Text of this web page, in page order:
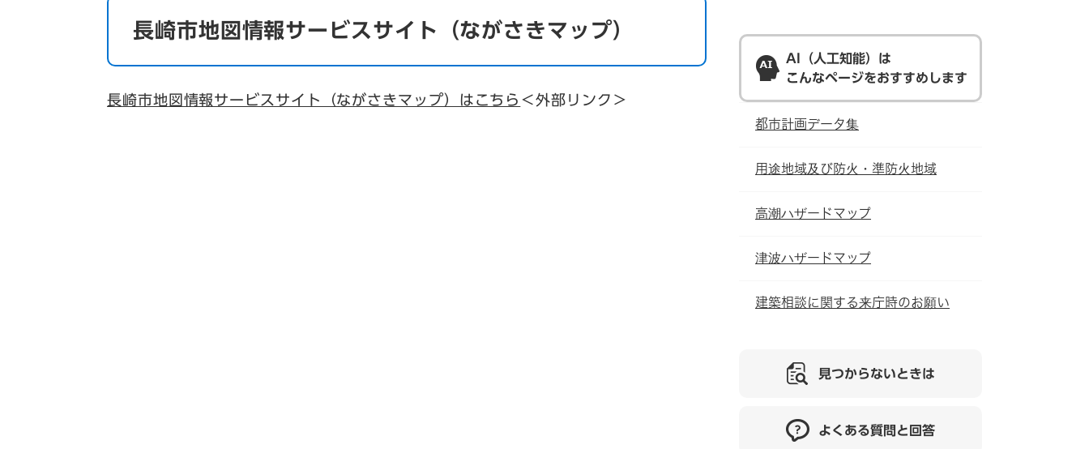
長崎市地図情報サービスサイト（ながさきマップ）
長崎市地図情報サービスサイト（ながさきマップ）はこちら ＜外部リンク＞
AI（人工知能）は
こんなページをおすすめします
都市計画データ集
用途地域及び防火・準防火地域
高潮ハザードマップ
津波ハザードマップ
建築相談に関する来庁時のお願い
見つからないときは
よくある質問と回答